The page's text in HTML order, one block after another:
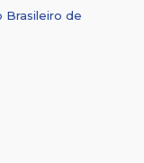
Brasileiro de